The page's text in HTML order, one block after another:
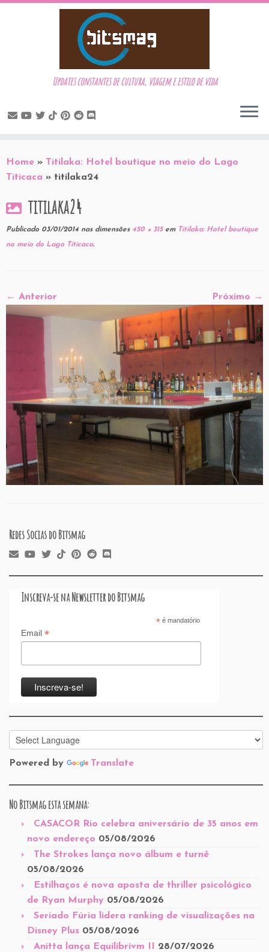
to
content
Updates constantes de cultura, viagem e estilo de vida
Home » Titilaka: Hotel boutique no meio do Lago
Titicaca » titilaka24
titilaka24
Publicado 03/01/2014 nas dimensões450 × 315emTitilaka: Hotel boutique
no meio do Lago Titicaca.
← Anterior Próximo →
Redes Socias do Bitsmag
Inscreva-se na Newsletter do Bitsmag
*é mandatório
Email *
Powered by Translate
No Bitsmag esta semana:
CASACOR Rio celebra aniversário de 35 anos em
novo endereço 05/08/2026
The Strokes lança novo álbum e turnê
05/08/2026
Estilhaços é nova aposta de thriller psicológico
de Ryan Murphy 05/08/2026
Seriado Fúria lidera ranking de visualizações na
Disney Plus 05/08/2026
Anitta lança Equilibrivm II
28/07/2026